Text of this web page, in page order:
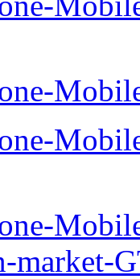
market-